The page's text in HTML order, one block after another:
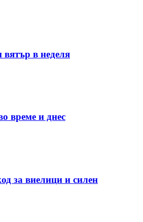
в неделя
време и днес
за виелици и силен